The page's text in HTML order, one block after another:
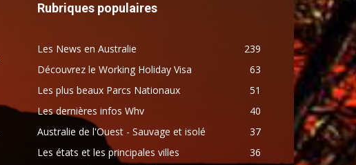
Rubriques populaires
Les News en Australie
239
Découvrez le Working Holiday Visa
63
Les plus beaux Parcs Nationaux
51
Les dernières infos Whv
40
Australie de l'Ouest - Sauvage et isolé
37
Les états et les principales villes
36